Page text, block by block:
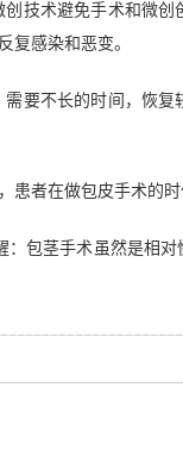
技术避免手术和微创
复感染和恶变。
要不长的时间，恢复
者在做包皮手术的时
：包茎手术虽然是相